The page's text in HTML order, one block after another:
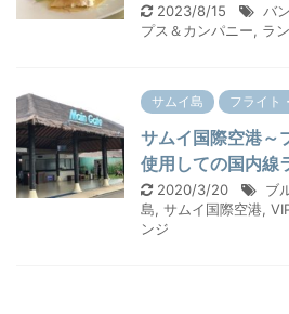
2023/8/15 バ
プス＆カンパニー, ラ
サムイ島 フライト
サムイ国際空港～
使用しての国内線
2020/3/20 ブ
島, サムイ国際空港,
ンジ